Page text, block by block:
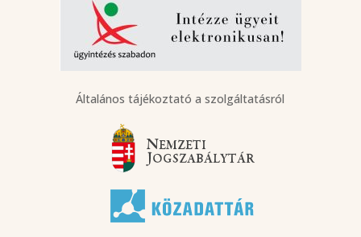
Általános tájékoztató a szolgáltatásról